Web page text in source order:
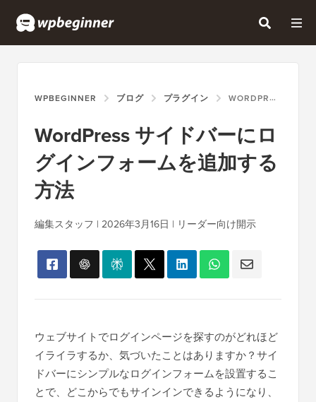
WPBEGINNER ブログ プラグイン WORDPRESS サイドバーにログインフォームを追加する方法
WordPress サイドバーにロ
グインフォームを追加する
方法
編集スタッフ | 2026年3月16日 | リーダー向け開示
ウェブサイトでログインページを探すのがどれほど
イライラするか、気づいたことはありますか？サイ
ドバーにシンプルなログインフォームを設置するこ
とで、どこからでもサインインできるようになり、